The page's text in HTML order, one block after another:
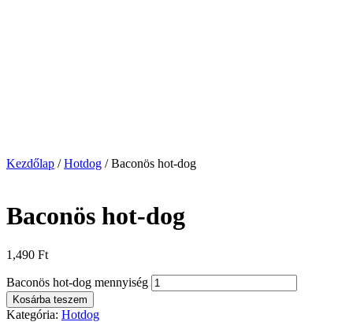
Kezdőlap /Hotdog / Baconös hot-dog
Baconös hot-dog
1,490 Ft
Baconös hot-dog mennyiség
Kosárba teszem
Kategória: Hotdog